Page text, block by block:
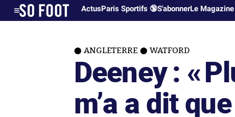
ActusParis Sportifs 🔞S'abonnerLe Magazine
ANGLETERRE WATFORD
Deeney : «
m’a a dit